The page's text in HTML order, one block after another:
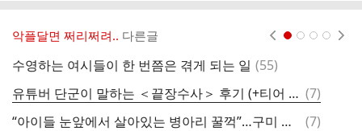
악플달면 쩌리쩌려.. 다른글
수영하는 여시들이 한 번쯤은 겪게 되는 일 댓
(55)
유튜버 단군이 말하는 ＜끝장수사＞ 후기 (+티어 리스트) 댓
글
(7)
“아이들 눈앞에서 살아있는 병아리 꿀꺽”…구미 동물원 발칵
댓
(7)